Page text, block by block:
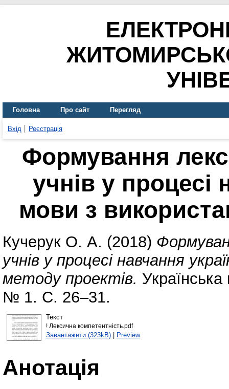
Головна Про сайт Перегляд
Вхід Реєстрація
Формування
учнів у процесі
мови з
Кучерук О. А. (2018)
учнів у процесі навчання
методу проектів.
№ 1. С. 26–31.
Текст
! Лексична компетентність.pdf
Завантажити (323kB)| Preview
Анотація